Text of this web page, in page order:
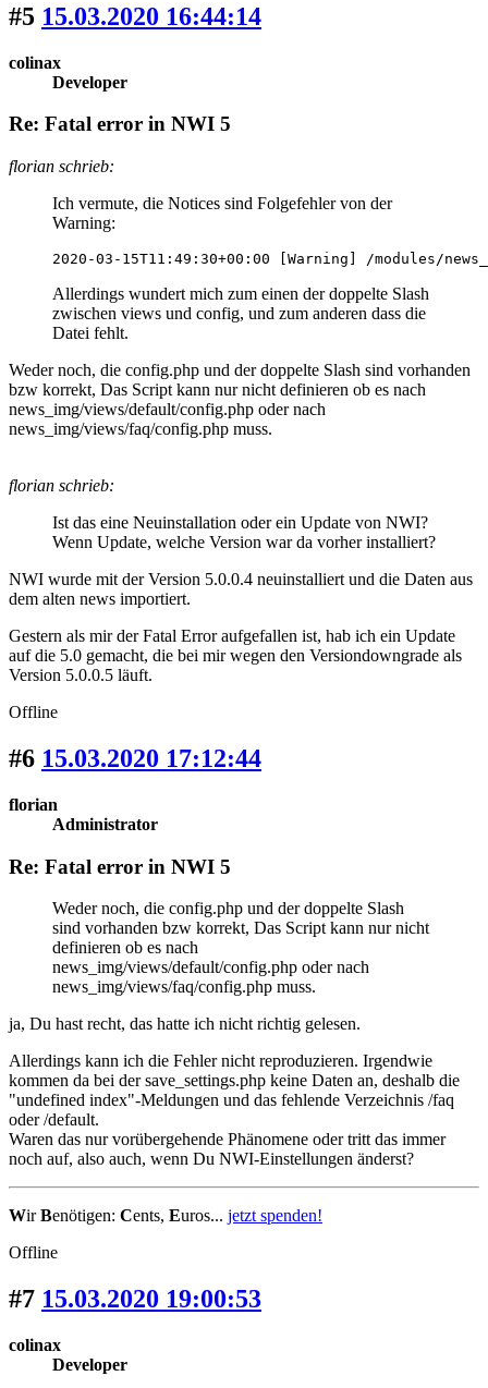
#5 15.03.2020 16:44:14
colinax
Developer
Re: Fatal error in NWI 5
florian schrieb:
Ich vermute, die Notices sind Folgefehler von der
Warning:
2020-03-15T11:49:30+00:00 [Warning] /modules/
Allerdings wundert mich zum einen der doppelte Slash
zwischen views und config, und zum anderen dass die
Datei fehlt.
Weder noch, die config.php und der doppelte Slash sind vorhanden
bzw korrekt, Das Script kann nur nicht definieren ob es nach
news_img/views/default/config.php oder nach
news_img/views/faq/config.php muss.
florian schrieb:
Ist das eine Neuinstallation oder ein Update von NWI?
Wenn Update, welche Version war da vorher installiert?
NWI wurde mit der Version 5.0.0.4 neuinstalliert und die Daten aus
dem alten news importiert.
Gestern als mir der Fatal Error aufgefallen ist, hab ich ein Update
auf die 5.0 gemacht, die bei mir wegen den Versiondowngrade als
Version 5.0.0.5 läuft.
Offline
#6 15.03.2020 17:12:44
florian
Administrator
Re: Fatal error in NWI 5
Weder noch, die config.php und der doppelte Slash
sind vorhanden bzw korrekt, Das Script kann nur nicht
definieren ob es nach
news_img/views/default/config.php oder nach
news_img/views/faq/config.php muss.
ja, Du hast recht, das hatte ich nicht richtig gelesen.
Allerdings kann ich die Fehler nicht reproduzieren. Irgendwie
kommen da bei der save_settings.php keine Daten an, deshalb die
"undefined index"-Meldungen und das fehlende Verzeichnis /faq
oder /default.
Waren das nur vorübergehende Phänomene oder tritt das immer
noch auf, also auch, wenn Du NWI-Einstellungen änderst?
WirBenötigen: Cents, Euros... jetzt spenden!
Offline
#7 15.03.2020 19:00:53
colinax
Developer